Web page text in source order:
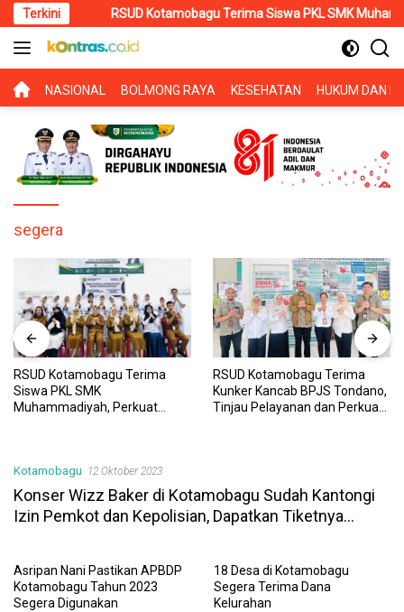
Langsung
ke
konten
Terkini RSUD Kotamobagu Terima Siswa PKL SMK
BERANDA
NASIONAL BOLMONG RAYA KESEHATAN HUKUM DAN
segera
RSUD Kotamobagu Terima
Siswa PKL SMK
Muhammadiyah, Perkuat
RSUD Kotamobagu Terima
Kunker Kancab BPJS Tondano,
Tinjau Pelayanan dan Perkuat
Kotamobagu 12 Oktober 2023
Konser Wizz Baker di Kotamobagu Sudah Kantongi
Izin Pemkot dan Kepolisian, Dapatkan Tiketnya
Asripan Nani Pastikan APBDP
Kotamobagu Tahun 2023
Segera Digunakan
18 Desa di Kotamobagu
Segera Terima Dana
Kelurahan